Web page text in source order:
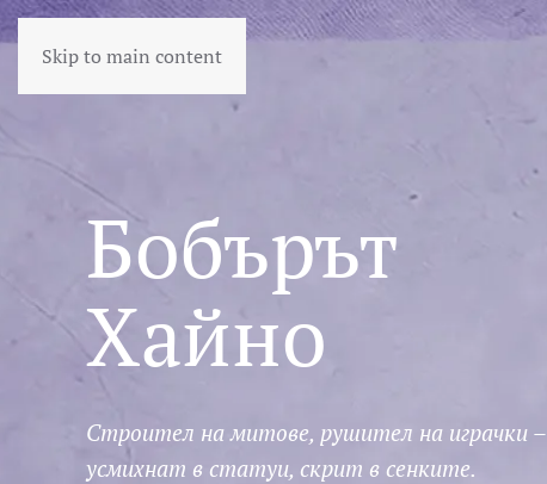
Skip to main content
Бобърът
Хайно
Строител на митове, рушител на играчки –
усмихнат в статуи, скрит в сенките.